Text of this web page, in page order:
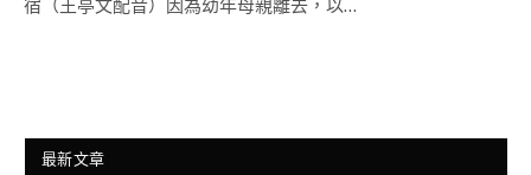
宿（王亭文配音）因為幼年母親離去，以…
最新文章